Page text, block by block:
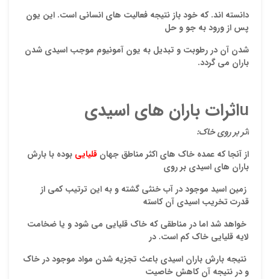
دانسته اند. که خود باز نتیجه فعالیت های انسانی است. این یون
پس از ورود به جو و حل
شدن آن در رطوبت و تبدیل به یون آمونیوم موجب اسیدی شدن
باران می گردد.
uاثرات باران های اسیدی
اثر بر روی خاک:
از آنجا که عمده خاک های اکثر مناطق جهان قلیایی بوده با بارش
باران های اسیدی بر روی
زمین اسید موجود در آب خنثی گشته و به این ترتیب کمی از
قدرت تخریب اسیدی آن کاسته
خواهد شد اما در مناطقی که خاک قلیایی می شود و یا ضخامت
لایه قلیایی خاک کم است. در
نتیجه بارش باران اسیدی باعث تجزیه شدن مواد موجود در خاک
و در نتیجه آن کاهش خاصیت